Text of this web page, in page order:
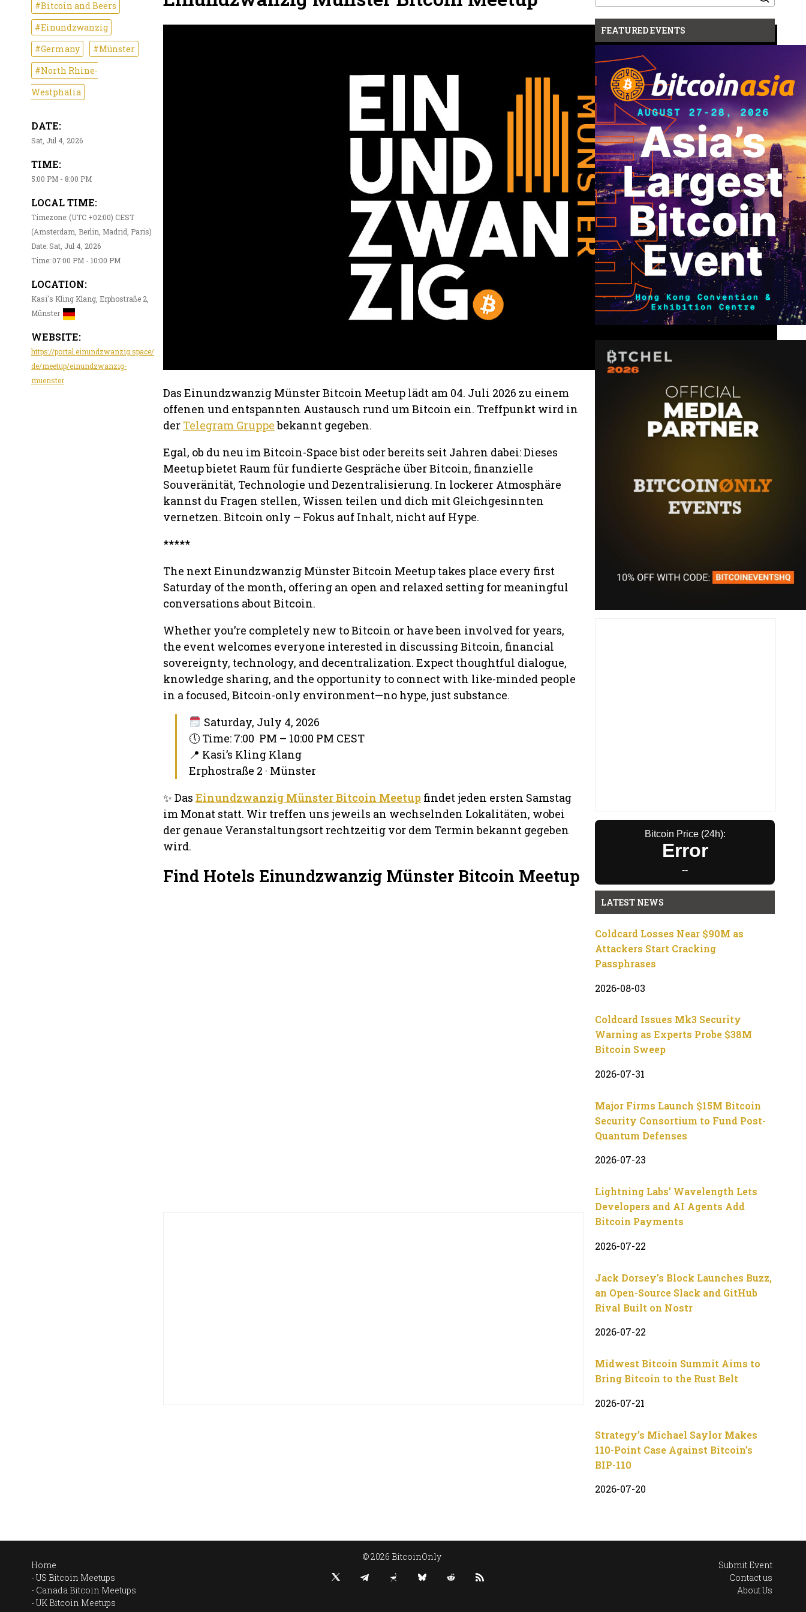
#Bitcoin and Beers
#Einundzwanzig
#Germany
#Münster
#North Rhine-
Westphalia
DATE:
Sat, Jul 4, 2026
TIME:
5:00 PM - 8:00 PM
LOCAL TIME:
Timezone: (UTC +02:00) CEST
(Amsterdam, Berlin, Madrid, Paris)
Date: Sat, Jul 4, 2026
Time: 07:00 PM - 10:00 PM
LOCATION:
Kasi's Kling Klang, Erphostraße 2,
Münster
WEBSITE:
https://portal.einundzwanzig.space/
de/meetup/einundzwanzig-
muenster
Das Einundzwanzig Münster Bitcoin Meetup lädt am 04. Juli 2026 zu einem
offenen und entspannten Austausch rund um Bitcoin ein. Treffpunkt wird in
der Telegram Gruppebekannt gegeben.
Egal, ob du neu im Bitcoin-Space bist oder bereits seit Jahren dabei: Dieses
Meetup bietet Raum für fundierte Gespräche über Bitcoin, finanzielle
Souveränität, Technologie und Dezentralisierung. In lockerer Atmosphäre
kannst du Fragen stellen, Wissen teilen und dich mit Gleichgesinnten
vernetzen. Bitcoin only – Fokus auf Inhalt, nicht auf Hype.
*****
The next Einundzwanzig Münster Bitcoin Meetup takes place every first
Saturday of the month, offering an open and relaxed setting for meaningful
conversations about Bitcoin.
Whether you’re completely new to Bitcoin or have been involved for years,
the event welcomes everyone interested in discussing Bitcoin, financial
sovereignty, technology, and decentralization. Expect thoughtful dialogue,
knowledge sharing, and the opportunity to connect with like-minded people
in a focused, Bitcoin-only environment—no hype, just substance.
Saturday, July 4, 2026
🕔 Time: 7:00 PM – 10:00 PM CEST
📍 Kasi’s Kling Klang
Erphostraße 2 · Münster
✨ Das Einundzwanzig Münster Bitcoin Meetup findet jeden ersten Samstag
im Monat statt. Wir treffen uns jeweils an wechselnden Lokalitäten, wobei
der genaue Veranstaltungsort rechtzeitig vor dem Termin bekannt gegeben
wird.
Find Hotels Einundzwanzig Münster Bitcoin Meetup
for:
FEATURED EVENTS
Bitcoin Price (24h):
Error
--
LATEST NEWS
Coldcard Losses Near $90M as
Attackers Start Cracking
Passphrases
2026-08-03
Coldcard Issues Mk3 Security
Warning as Experts Probe $38M
Bitcoin Sweep
2026-07-31
Major Firms Launch $15M Bitcoin
Security Consortium to Fund Post-
Quantum Defenses
2026-07-23
Lightning Labs’ Wavelength Lets
Developers and AI Agents Add
Bitcoin Payments
2026-07-22
Jack Dorsey’s Block Launches Buzz,
an Open-Source Slack and GitHub
Rival Built on Nostr
2026-07-22
Midwest Bitcoin Summit Aims to
Bring Bitcoin to the Rust Belt
2026-07-21
Strategy’s Michael Saylor Makes
110-Point Case Against Bitcoin’s
BIP-110
2026-07-20
Home
US Bitcoin Meetups
Canada Bitcoin Meetups
UK Bitcoin Meetups
© 2026 BitcoinOnly
Submit Event
Contact us
About Us